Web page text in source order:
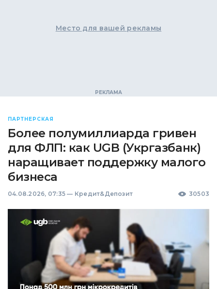
Место для вашей рекламы
ПАРТНЕРСКАЯ
Более полумиллиарда гривен
для ФЛП: как UGB (Укргазбанк)
наращивает поддержку малого
бизнеса
04.08.2026, 07:35 — Кредит&Депозит 30503